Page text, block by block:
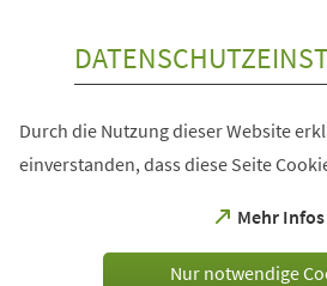
Durch die Nutzung dieser Website
einverstanden, dass diese Seite
Mehr Infos
(Öffnet
einem
Nur notwendige